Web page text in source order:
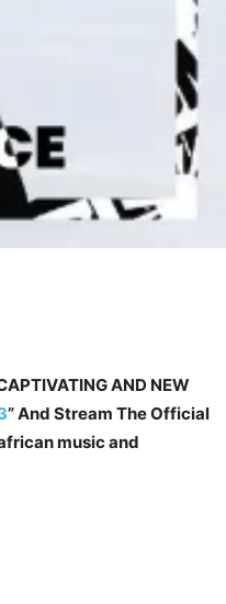
AND NEW
”And Stream The Official
music and